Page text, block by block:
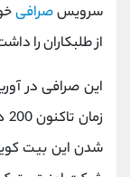
سرویسصرافی
از طلبکاران را